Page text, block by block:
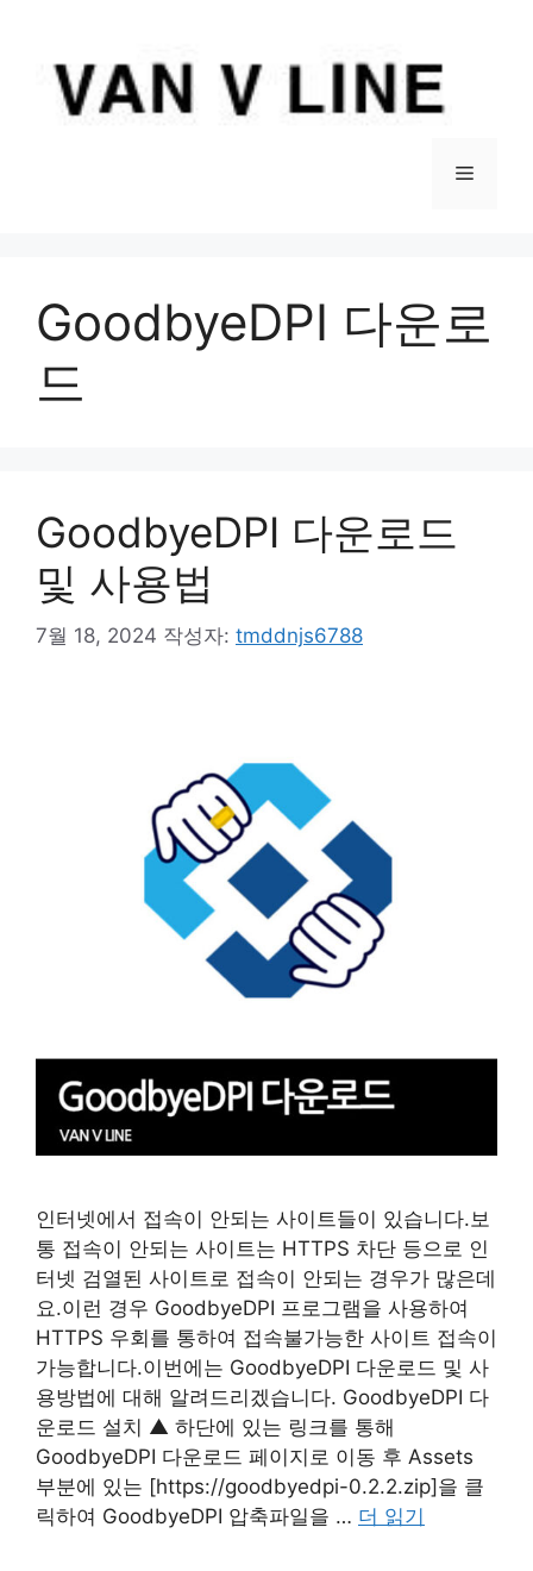
메
GoodbyeDPI 다운로
드
GoodbyeDPI 다운로드
및 사용법
7월 18, 2024 작성자: tmddnjs6788
인터넷에서 접속이 안되는 사이트들이 있습니다.보
통 접속이 안되는 사이트는 HTTPS 차단 등으로 인
터넷 검열된 사이트로 접속이 안되는 경우가 많은데
요.이런 경우 GoodbyeDPI 프로그램을 사용하여
HTTPS 우회를 통하여 접속불가능한 사이트 접속이
가능합니다.이번에는 GoodbyeDPI 다운로드 및 사
용방법에 대해 알려드리겠습니다. GoodbyeDPI 다
운로드 설치 ▲ 하단에 있는 링크를 통해
GoodbyeDPI 다운로드 페이지로 이동 후 Assets
부분에 있는 [https://goodbyedpi-0.2.2.zip]을 클
릭하여 GoodbyeDPI 압축파일을 … 더 읽기